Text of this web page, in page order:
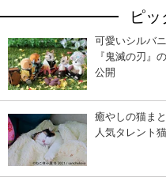
ピ
可愛いシルバ
『鬼滅の刃』
公開
癒やしの猫ま
人気タレント